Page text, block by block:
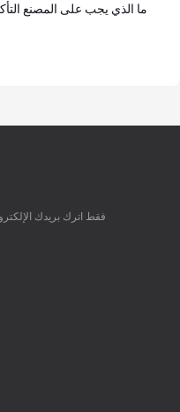
ما الذي يجب على المصنع
فقط اترك بريدك